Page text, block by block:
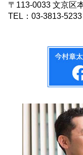
〒113-0033 文京区
TEL：03-3813-